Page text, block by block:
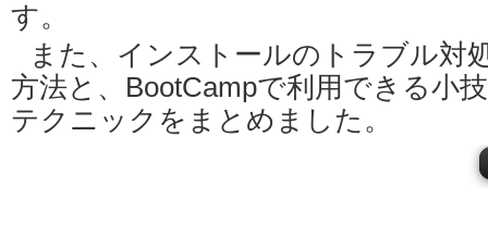
す。
また、インストールのトラブル対
方法と、BootCampで利用できる小
テクニックをまとめました。